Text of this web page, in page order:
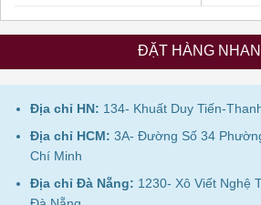
ĐẶT HÀNG
Địa chỉ HN: 134- Khuất Duy Tiến-
Địa chỉ HCM: 3A- Đường Số 34
Chí Minh
Địa chỉ Đà Nẵng: 1230- Xô Viết Nghệ